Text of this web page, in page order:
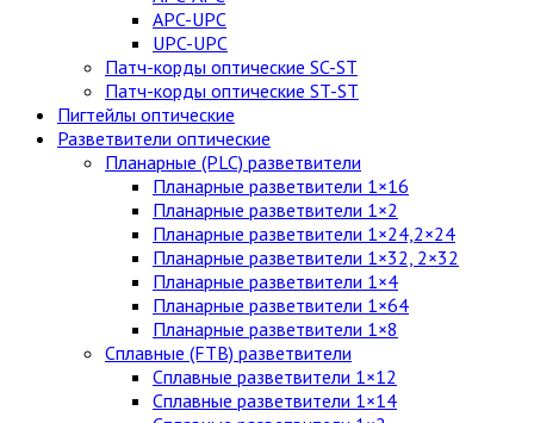
APC-UPC
UPC-UPC
Патч-корды оптические SC-ST
Патч-корды оптические ST-ST
Пигтейлы оптические
Разветвители оптические
Планарные (PLC) разветвители
Планарные разветвители 1×16
Планарные разветвители 1×2
Планарные разветвители 1×24,2×24
Планарные разветвители 1×32, 2×32
Планарные разветвители 1×4
Планарные разветвители 1×64
Планарные разветвители 1×8
Сплавные (FTB) разветвители
Сплавные разветвители 1×12
Сплавные разветвители 1×14